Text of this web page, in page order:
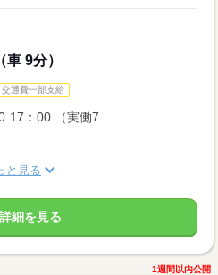
9分）
交通費一部支給
：00 （実働7...
と見る
細を見る
1週間以内公開